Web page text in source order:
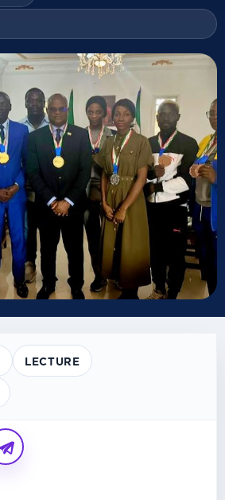
LECTURE